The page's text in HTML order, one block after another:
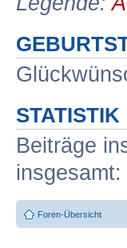
STATISTIK
Beiträge
insgesamt:
Foren-Übersicht